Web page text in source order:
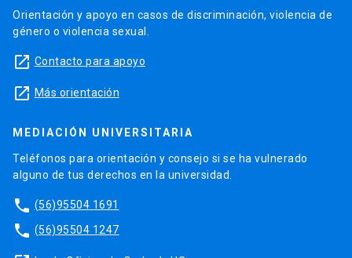
Orientación y apoyo en casos de discriminación, violencia de
género o violencia sexual.
launch Contacto para apoyo
launch Más orientación
MEDIACIÓN UNIVERSITARIA
Teléfonos para orientación y consejo si se ha vulnerado
alguno de tus derechos en la universidad.
phone (56)95504 1691
phone (56)95504 1247